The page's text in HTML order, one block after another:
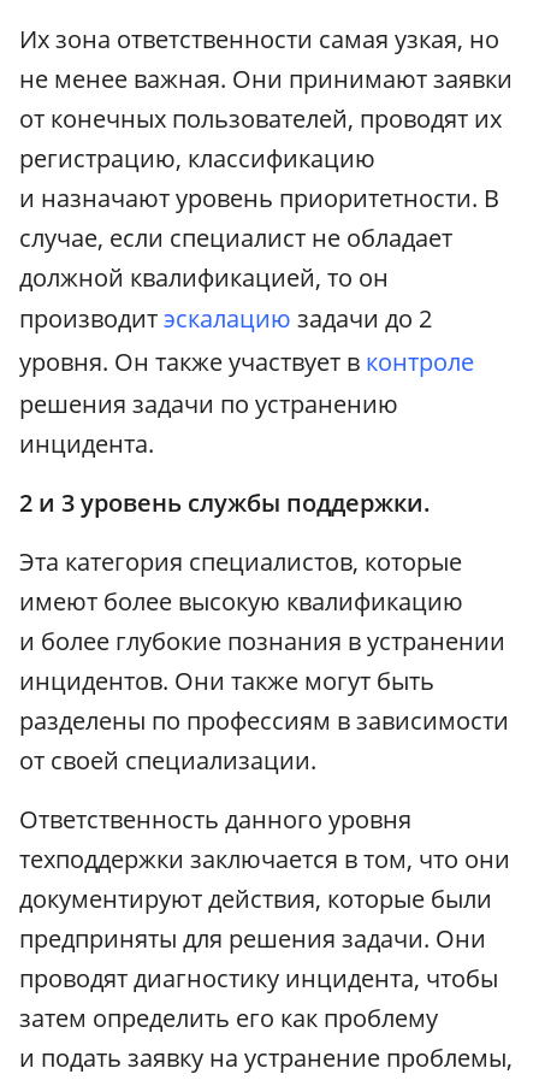
Их зона ответственности самая узкая, но
не менее важная. Они принимают заявки
от конечных пользователей, проводят их
регистрацию, классификацию
и назначают уровень приоритетности. В
случае, если специалист не обладает
должной квалификацией, то он
производитэскалацию задачи до 2
уровня. Он также участвует в контроле
решения задачи по устранению
инцидента.
2 и 3 уровень службы поддержки.
Эта категория специалистов, которые
имеют более высокую квалификацию
и более глубокие познания в устранении
инцидентов. Они также могут быть
разделены по профессиям в зависимости
от своей специализации.
Ответственность данного уровня
техподдержки заключается в том, что они
документируют действия, которые были
предприняты для решения задачи. Они
проводят диагностику инцидента, чтобы
затем определить его как проблему
и подать заявку на устранение проблемы,